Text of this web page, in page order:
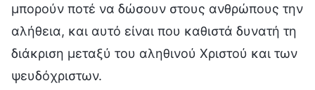
μπορούν ποτέ να δώσουν στους ανθρώπους την
αλήθεια, και αυτό είναι που καθιστά δυνατή τη
διάκριση μεταξύ του αληθινού Χριστού και των
ψευδόχριστων.